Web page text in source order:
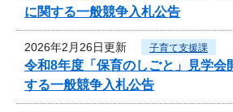
に関する一般競争入札公告
2026年2月26日更新 子育て支援課
令和8年度「保育のしごと」見学会
する一般競争入札公告